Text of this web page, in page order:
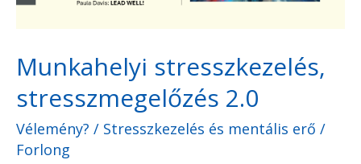
Munkahelyi stresszkezelés,
stresszmegelőzés 2.0
Vélemény? / Stresszkezelés és mentális erő /
Forlong